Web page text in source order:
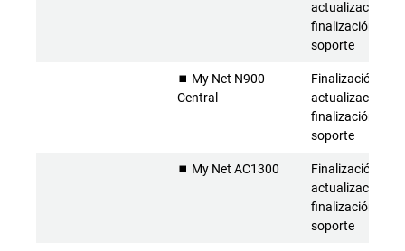
actualizaciones
finalización del
soporte
⏹️ My Net N900
Central
Finalización de
actualizaciones
finalización del
soporte
⏹️ My Net AC1300
Finalización de
actualizaciones
finalización del
soporte